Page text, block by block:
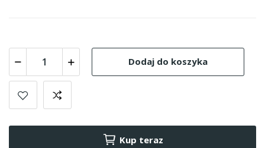
Dodaj do koszyka
Kup teraz